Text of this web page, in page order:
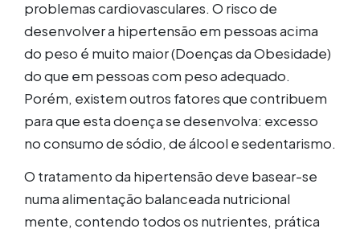
problemas cardiovasculares. O risco de
desenvolver a hipertensão em pessoas acima
do peso é muito maior (Doenças da Obesidade)
do que em pessoas com peso adequado.
Porém, existem outros fatores que contribuem
para que esta doença se desenvolva: excesso
no consumo de sódio, de álcool e sedentarismo.
O tratamento da hipertensão deve basear-se
numa alimentação balanceada nutricional
mente, contendo todos os nutrientes, prática